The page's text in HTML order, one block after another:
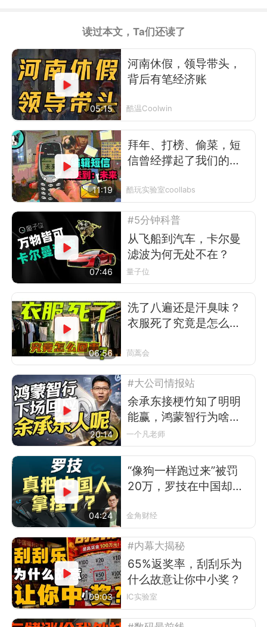
读过本文，Ta们还读了
05:15
河南休假，领导带头，
背后有笔经济账
酷温Coolwin
11:19
拜年、打榜、偷菜，短
信曾经撑起了我们的前
酷玩实验室coollabs
07:46
#5分钟科普
从飞船到汽车，卡尔曼
滤波为何无处不在？
量子位
06:56
洗了八遍还是汗臭味？
衣服死了究竟是怎么回
茼蒿会
20:14
#大公司情报站
余承东接梗竹知了明明
能赢，鸿蒙智行为啥不
让？
一个凡老师
04:24
“像狗一样跑过来”被罚
20万，罗技在中国却卖
金角财经
09:03
#内幕大揭秘
65%返奖率，刮刮乐为
什么故意让你中小奖？
IC实验室